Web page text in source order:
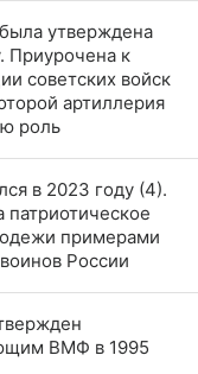
утверждена
Приурочена к
советских войск
артиллерия
роль
в 2023 году (4).
патриотическое
примерами
России
ВМФ в 1995